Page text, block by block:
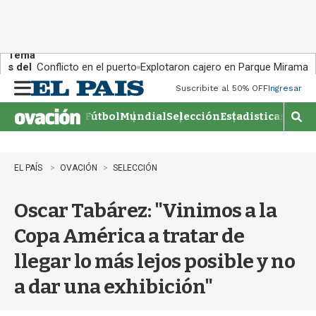
Tema
s del
día:
Conflicto en el puerto Explotaron cajero en Parque Miramar
n
u
Suscribite al 50% OFFIngresar
FútbolMundialSelecciónEstadisticas
M
o
EL PAÍS OVACIÓN SELECCIÓN
Oscar Tabárez: "Vinimos a la
Copa América a tratar de
llegar lo más lejos posible y no
a dar una exhibición"